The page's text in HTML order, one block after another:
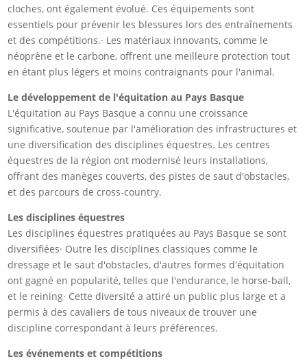
cloches, ont également évolué. Ces équipements sont
essentiels pour prévenir les blessures lors des entraînements
et des compétitions.· Les matériaux innovants, comme le
néoprène et le carbone, offrent une meilleure protection tout
en étant plus légers et moins contraignants pour l'animal.
Le développement de l'équitation au Pays Basque
L'équitation au Pays Basque a connu une croissance
significative, soutenue par l'amélioration des infrastructures et
une diversification des disciplines équestres. Les centres
équestres de la région ont modernisé leurs installations,
offrant des manèges couverts, des pistes de saut d'obstacles,
et des parcours de cross-country.
Les disciplines équestres
Les disciplines équestres pratiquées au Pays Basque se sont
diversifiées· Outre les disciplines classiques comme le
dressage et le saut d'obstacles, d'autres formes d'équitation
ont gagné en popularité, telles que l'endurance, le horse-ball,
et le reining· Cette diversité a attiré un public plus large et a
permis à des cavaliers de tous niveaux de trouver une
discipline correspondant à leurs préférences.
Les événements et compétitions